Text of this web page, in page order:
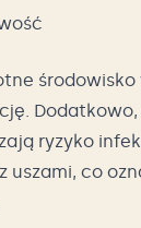
ryzyko
co